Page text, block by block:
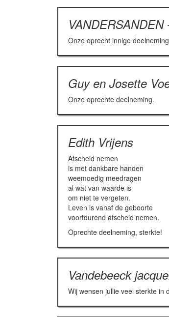
Onze oprecht innige
Guy en Josette
Onze oprechte deelneming.
Edith Vrijens
Afscheid nemen
is met dankbare handen
weemoedig meedragen
al wat van waarde is
om niet te vergeten.
Leven is vanaf de geboorte
voortdurend afscheid nemen.
Oprechte deelneming, sterkte!
Vandebeeck
Wij wensen jullie veel sterkte in